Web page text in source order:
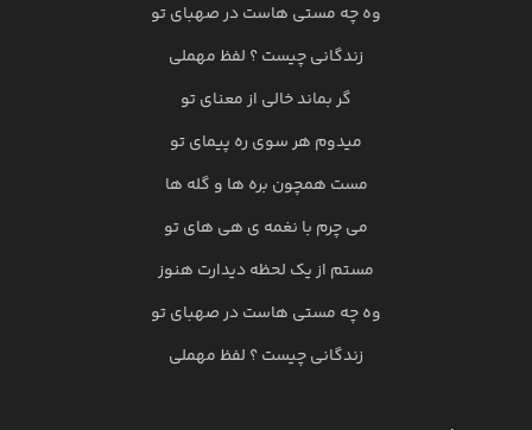
وه چه مستی هاست در صهبای تو
زندگانی چیست ؟ لفظ مهملی
گر بماند خالی از معنای تو
میدوم هر سوی ره پیمای تو
مست همچون بره ها و گله ها
می چرم با نغمه ی هی های تو
مستم از یک لحظه دیدارت هنوز
وه چه مستی هاست در صهبای تو
زندگانی چیست ؟ لفظ مهملی